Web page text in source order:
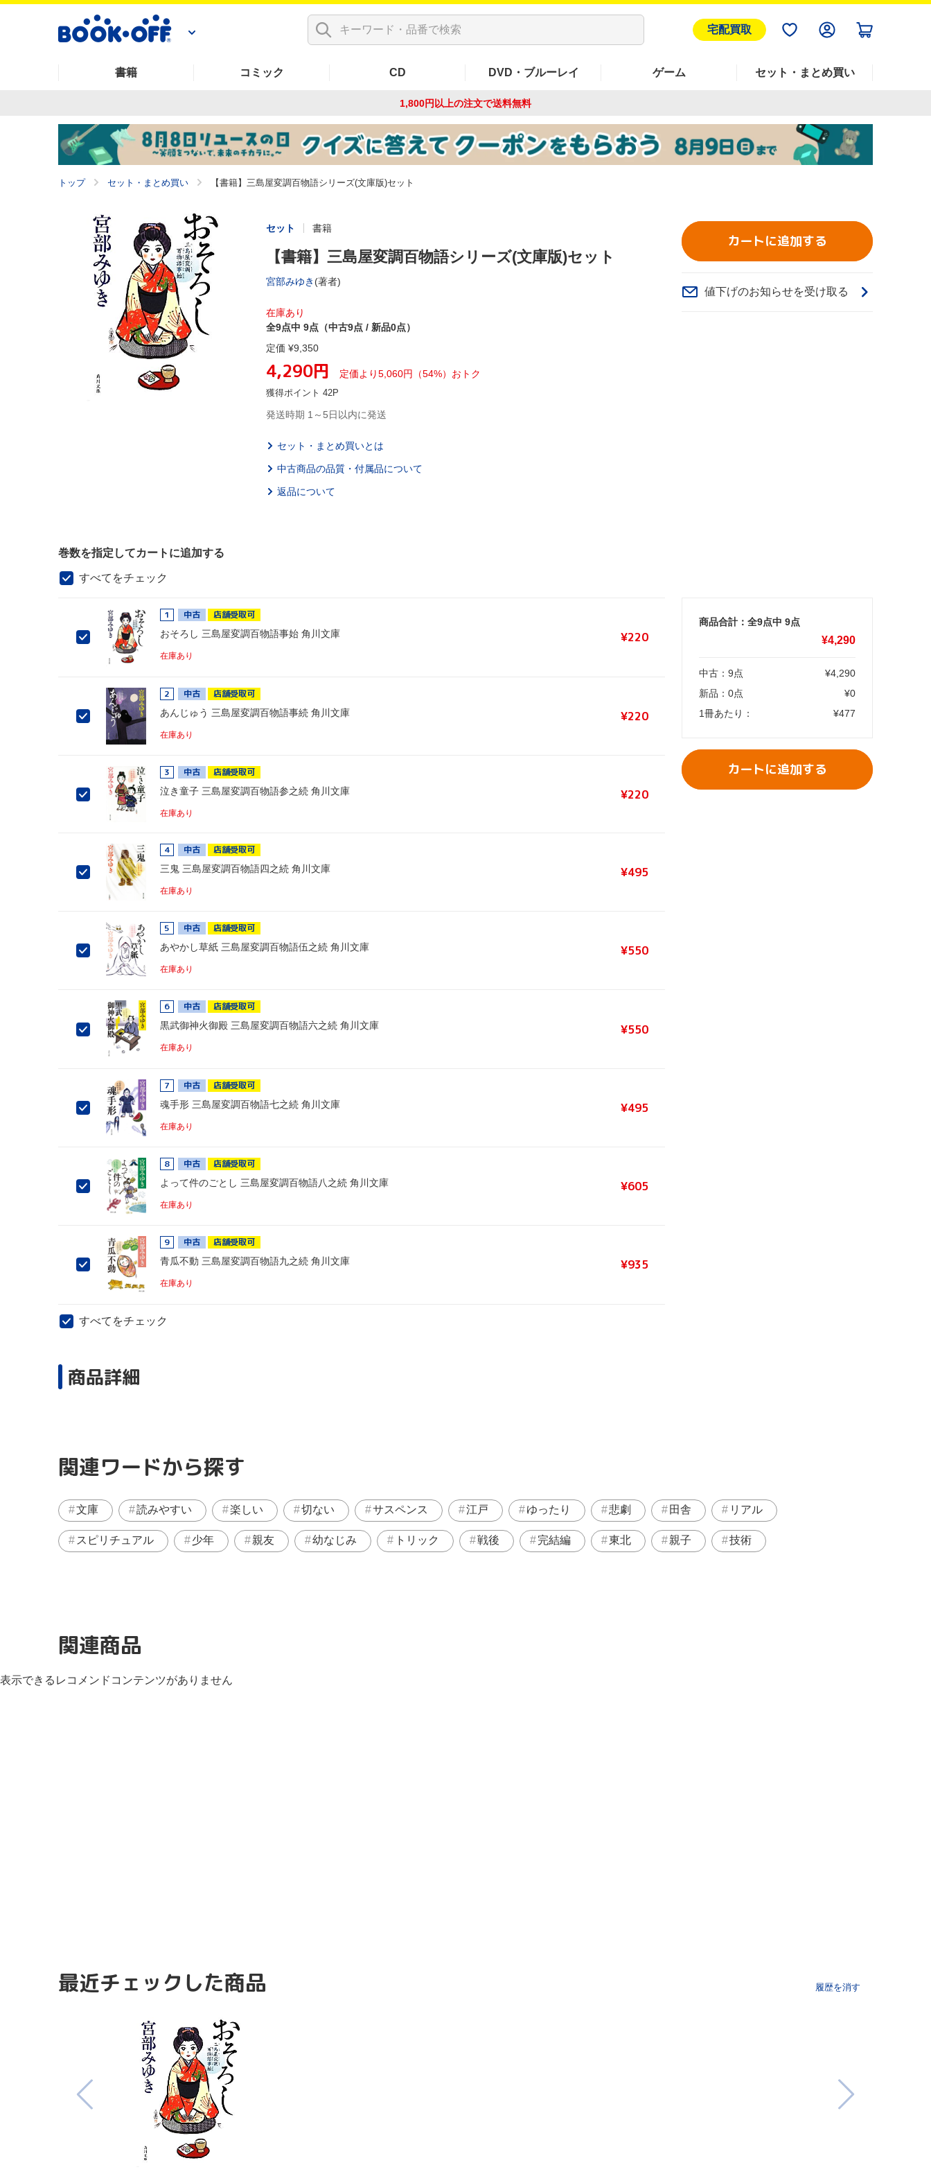
宅配買取
書籍 コミック CD DVD・ブルーレイ ゲーム セット・まとめ買い
1,800円以上の注文で送料無料
トップ セット・まとめ買い 【書籍】三島屋変調百物語シリーズ(文庫版)セット
セット 書籍
【書籍】三島屋変調百物語シリーズ(文庫版)セット
宮部みゆき (著者)
在庫あり
全9点中 9点（中古9点 / 新品0点）
定価 ¥9,350
4,290円 定価より5,060円 （54%） おトク
獲得ポイント 42P
発送時期 1～5日以内に発送
セット・まとめ買いとは
中古商品の品質・付属品について
返品について
カートに追加する
値下げのお知らせを受け取る
巻数を指定してカートに追加する
すべてをチェック
1 中古 店舗受取可
おそろし 三島屋変調百物語事始 角川文庫
在庫あり
¥220
2 中古 店舗受取可
あんじゅう 三島屋変調百物語事続 角川文庫
在庫あり
¥220
3 中古 店舗受取可
泣き童子 三島屋変調百物語参之続 角川文庫
在庫あり
¥220
4 中古 店舗受取可
三鬼 三島屋変調百物語四之続 角川文庫
在庫あり
¥495
5 中古 店舗受取可
あやかし草紙 三島屋変調百物語伍之続 角川文庫
在庫あり
¥550
6 中古 店舗受取可
黒武御神火御殿 三島屋変調百物語六之続 角川文庫
在庫あり
¥550
7 中古 店舗受取可
魂手形 三島屋変調百物語七之続 角川文庫
在庫あり
¥495
8 中古 店舗受取可
よって件のごとし 三島屋変調百物語八之続 角川文庫
在庫あり
¥605
9 中古 店舗受取可
青瓜不動 三島屋変調百物語九之続 角川文庫
在庫あり
¥935
すべてをチェック
商品合計：全9点中 9点
¥4,290
中古： 9点 ¥4,290
新品： 0点 ¥0
1冊あたり：
¥477
カートに追加する
商品詳細
関連ワードから探す
文庫 読みやすい 楽しい 切ない サスペンス 江戸 ゆったり 悲劇 田舎 リアル
スピリチュアル 少年 親友 幼なじみ トリック 戦後 完結編 東北 親子 技術
関連商品
表示できるレコメンドコンテンツがありません
最近チェックした商品 履歴を消す